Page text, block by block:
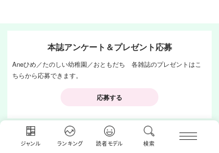
ジャンル ランキング 読者モデル 検索
本誌アンケート＆プレゼント応募
Aneひめ／たのしい幼稚園／おともだち 各雑誌のプレゼントはこ
ちらから応募できます。
応募する